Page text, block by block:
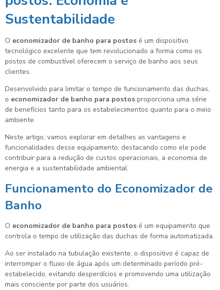
Sustentabilidade
O economizador de banho para postos é um dispositivo
tecnológico excelente que tem revolucionado a forma como os
postos de combustível oferecem o serviço de banho aos seus
clientes.
Desenvolvido para limitar o tempo de funcionamento das duchas,
o economizador de banho para postos proporciona uma série
de benefícios tanto para os estabelecimentos quanto para o meio
ambiente.
Neste artigo, vamos explorar em detalhes as vantagens e
funcionalidades desse equipamento, destacando como ele pode
contribuir para a redução de custos operacionais, a economia de
energia e a sustentabilidade ambiental.
Funcionamento do Economizador de
Banho
O economizador de banho para postos é um equipamento que
controla o tempo de utilização das duchas de forma automatizada.
Ao ser instalado na tubulação existente, o dispositivo é capaz de
interromper o fluxo de água após um determinado período pré-
estabelecido, evitando desperdícios e promovendo uma utilização
mais consciente por parte dos usuários.